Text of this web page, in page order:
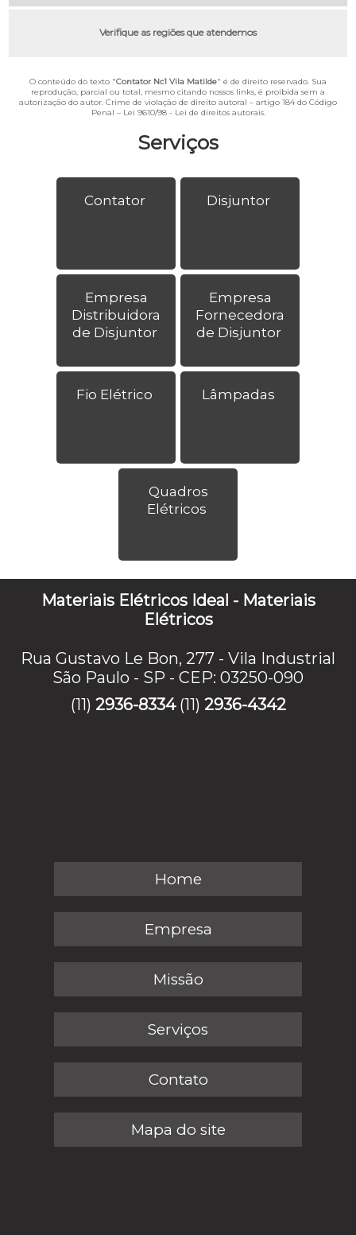
Serviços
Contator Disjuntor
Empresa
Distribuidora
de Disjuntor
Empresa
Fornecedora
de Disjuntor
Fio Elétrico Lâmpadas
Quadros
Elétricos
Verifique as regiões que atendemos
O conteúdo do texto "Contator Nc1 Vila Matilde" é de direito reservado. Sua
reprodução, parcial ou total, mesmo citando nossos links, é proibida sem a
autorização do autor. Crime de violação de direito autoral – artigo 184 do Código
Penal – Lei 9610/98 - Lei de direitos autorais.
Materiais Elétricos Ideal - Materiais
Elétricos
Rua Gustavo Le Bon, 277 - Vila Industrial
São Paulo - SP - CEP: 03250-090
(11) 2936-8334 (11) 2936-4342
Home
Empresa
Missão
Serviços
Contato
Mapa do site